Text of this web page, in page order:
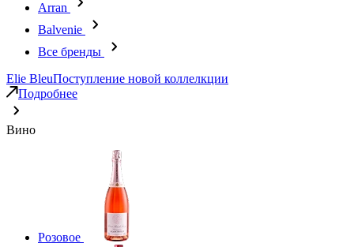
Arran
Balvenie
Все бренды
Elie BleuПоступление новой коллелкции
Подробнее
Вино
Розовое